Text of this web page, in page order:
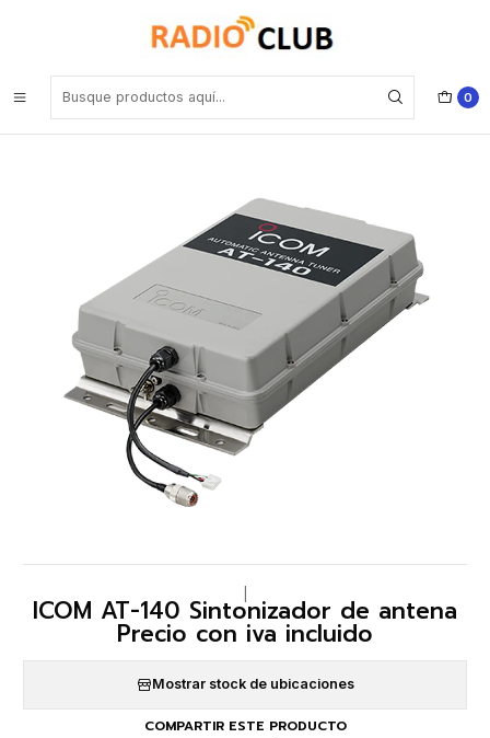
0
Accesorios de uso marino
ICOM AT-140 Sintonizador de antena Precio con iva incluido
ICOM AT-140 Sintonizador de antena
Precio con iva incluido
Mostrar stock de ubicaciones
COMPARTIR ESTE PRODUCTO